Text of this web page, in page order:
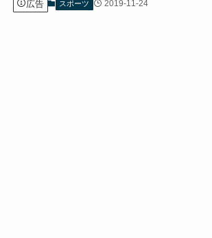
広告 スポーツ 2019-11-24